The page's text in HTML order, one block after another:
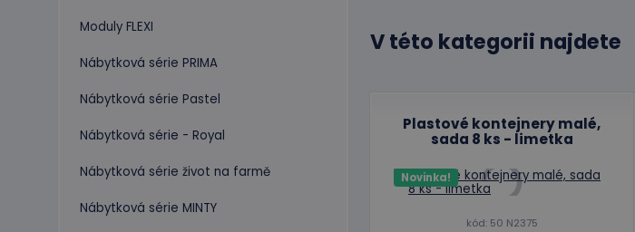
Moduly FLEXI
Nábytková série PRIMA
Nábytková série Pastel
Nábytková série - Royal
Nábytková série život na farmě
Nábytková série MINTY
V této kategorii najdete
Plastové kontejnery malé,
sada 8 ks - limetka
Novinka!
kód: 50 N2375